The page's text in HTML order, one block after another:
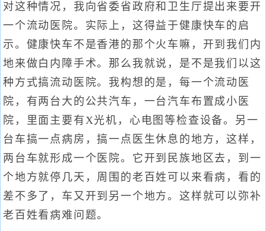
对这种情况，我向省委省政府和卫生厅提出来要开
一个流动医院。实际上，这得益于健康快车的启
示。健康快车不是香港的那个火车嘛，开到我们内
地来做白内障手术。那么我就说，是不是我们以这
种方式搞流动医院。我构想的是，每一个流动医
院，有两台大的公共汽车，一台汽车布置成小医
院，里面主要有X光机，心电图等检查设备。另一
台车搞一点病房，搞一点医生休息的地方，这样，
两台车就形成一个医院。它开到民族地区去，到一
个地方就停几天，周围的老百姓可以来看病，看的
差不多了，车又开到另一个地方。这样就可以弥补
老百姓看病难问题。